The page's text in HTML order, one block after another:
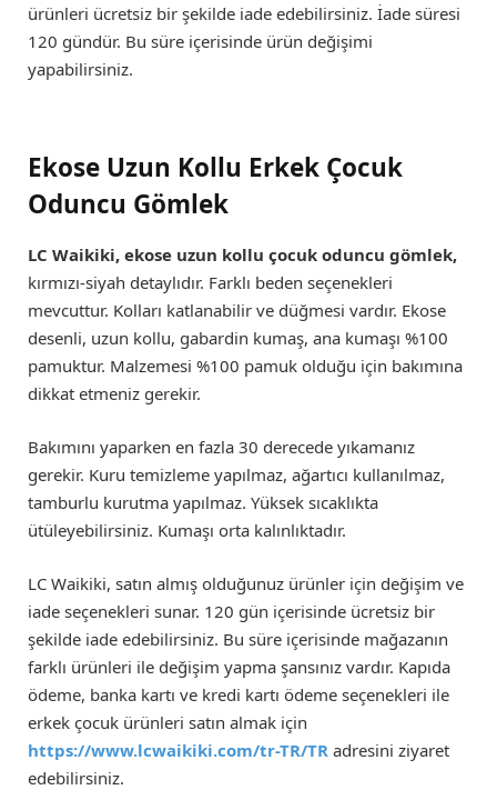
ürünleri ücretsiz bir şekilde iade edebilirsiniz. İade süresi
120 gündür. Bu süre içerisinde ürün değişimi
yapabilirsiniz.
Ekose Uzun Kollu Erkek Çocuk
Oduncu Gömlek
LC Waikiki, ekose uzun kollu çocuk oduncu gömlek,
kırmızı-siyah detaylıdır. Farklı beden seçenekleri
mevcuttur. Kolları katlanabilir ve düğmesi vardır. Ekose
desenli, uzun kollu, gabardin kumaş, ana kumaşı %100
pamuktur. Malzemesi %100 pamuk olduğu için bakımına
dikkat etmeniz gerekir.
Bakımını yaparken en fazla 30 derecede yıkamanız
gerekir. Kuru temizleme yapılmaz, ağartıcı kullanılmaz,
tamburlu kurutma yapılmaz. Yüksek sıcaklıkta
ütüleyebilirsiniz. Kumaşı orta kalınlıktadır.
LC Waikiki, satın almış olduğunuz ürünler için değişim ve
iade seçenekleri sunar. 120 gün içerisinde ücretsiz bir
şekilde iade edebilirsiniz. Bu süre içerisinde mağazanın
farklı ürünleri ile değişim yapma şansınız vardır. Kapıda
ödeme, banka kartı ve kredi kartı ödeme seçenekleri ile
erkek çocuk ürünleri satın almak için
https://www.lcwaikiki.com/tr-TR/TR adresini ziyaret
edebilirsiniz.